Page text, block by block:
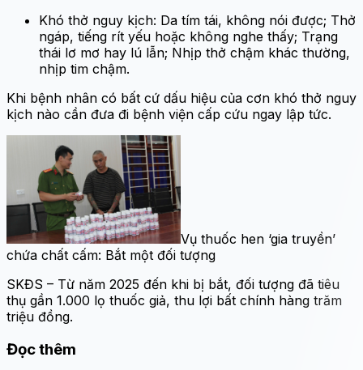
Khó thở nguy kịch: Da tím tái, không nói được; Thở
ngáp, tiếng rít yếu hoặc không nghe thấy; Trạng
thái lơ mơ hay lú lẫn; Nhịp thở chậm khác thường,
nhịp tim chậm.
Khi bệnh nhân có bất cứ dấu hiệu của cơn khó thở nguy
kịch nào cần đưa đi bệnh viện cấp cứu ngay lập tức.
Vụ thuốc hen ‘gia truyền’
chứa chất cấm: Bắt một đối tượng
SKĐS – Từ năm 2025 đến khi bị bắt, đối tượng đã tiêu
thụ gần 1.000 lọ thuốc giả, thu lợi bất chính hàng trăm
triệu đồng.
Đọc thêm